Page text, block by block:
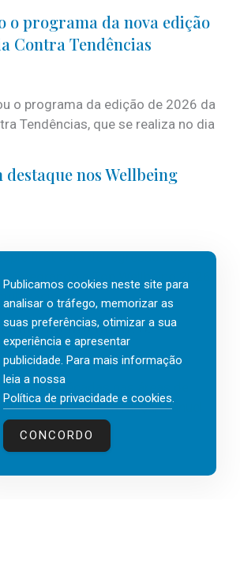
o programa da nova edição
Contra Tendências
o programa da edição de 2026 da
Tendências, que se realiza no dia
nos Wellbeing
first está de regresso aos
integrando o Top Wellbeing 2026.
um talento místico.»
de três décadas nas áreas de
Vendas e Liderança, Manuel
da...
Publicamos cookies neste site para
analisar o tráfego, memorizar as
suas preferências, otimizar a sua
experiência e apresentar
publicidade. Para mais informação
leia a nossa
Política de privacidade e cookies.
CONCORDO